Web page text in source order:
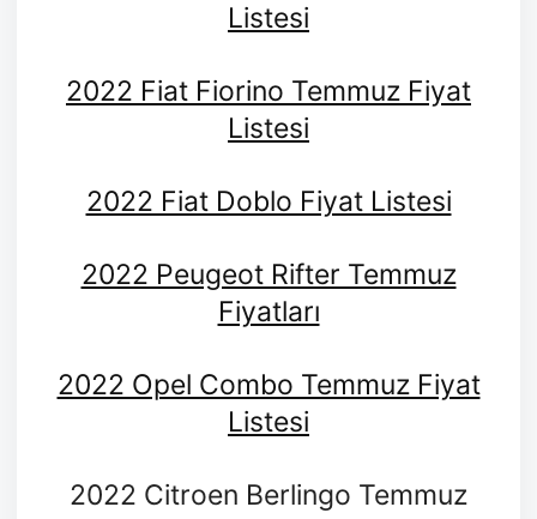
Listesi
2022 Fiat Fiorino Temmuz Fiyat
Listesi
2022 Fiat Doblo Fiyat Listesi
2022 Peugeot Rifter Temmuz
Fiyatları
2022 Opel Combo Temmuz Fiyat
Listesi
2022 Citroen Berlingo Temmuz